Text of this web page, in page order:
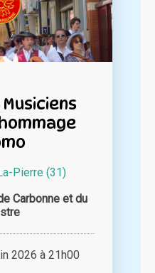
Pierre (31)
Carbonne et du
2026 à 21h00